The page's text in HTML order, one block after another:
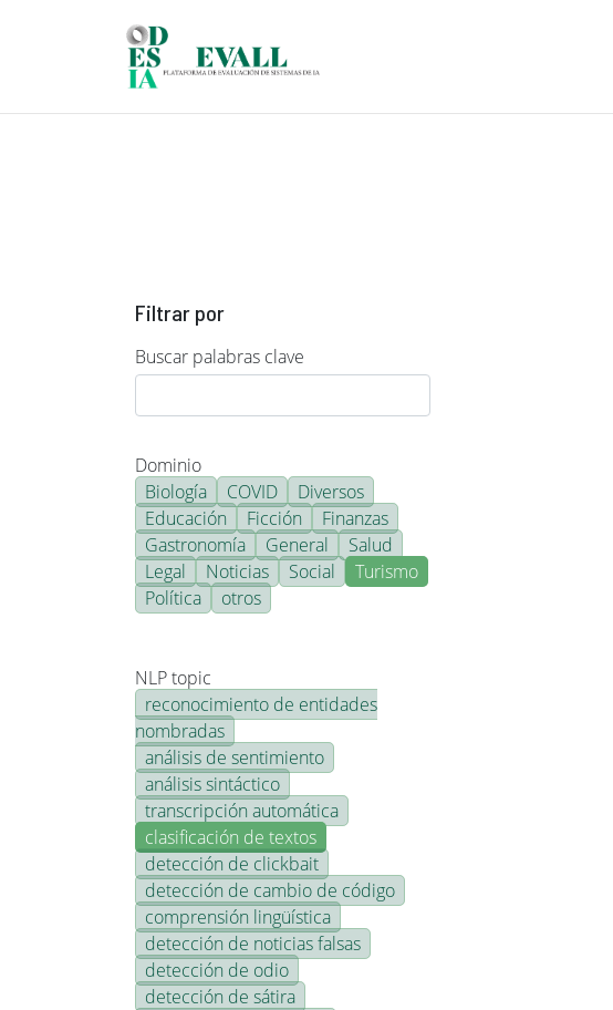
Filtrar por
Buscar palabras clave
Dominio
Biología
COVID
Diversos
Educación
Ficción
Finanzas
Gastronomía
General
Salud
Legal
Noticias Social
Turismo
Política
otros
NLP topic
reconocimiento de entidades
nombradas
análisis de sentimiento
análisis sintáctico
transcripción automática
clasificación de textos
detección de clickbait
detección de cambio de código
comprensión lingüística
detección de noticias falsas
detección de odio
detección de sátira